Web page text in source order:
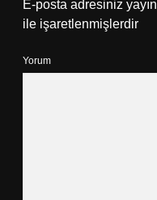
E-posta adresiniz
ile işaretlenmişlerdir
Yorum